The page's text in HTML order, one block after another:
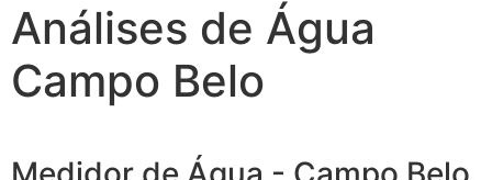
Análises de Água
Campo Belo